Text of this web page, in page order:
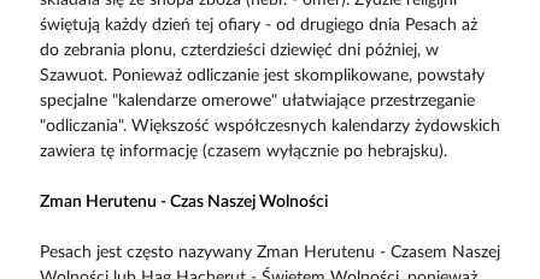
świętują każdy dzień tej ofiary - od drugiego dnia Pesach aż
do zebrania plonu, czterdzieści dziewięć dni później, w
Szawuot. Ponieważ odliczanie jest skomplikowane, powstały
specjalne "kalendarze omerowe" ułatwiające przestrzeganie
"odliczania". Większość współczesnych kalendarzy żydowskich
zawiera tę informację (czasem wyłącznie po hebrajsku).
Zman Herutenu - Czas Naszej Wolności
Pesach jest często nazywany Zman Herutenu - Czasem Naszej